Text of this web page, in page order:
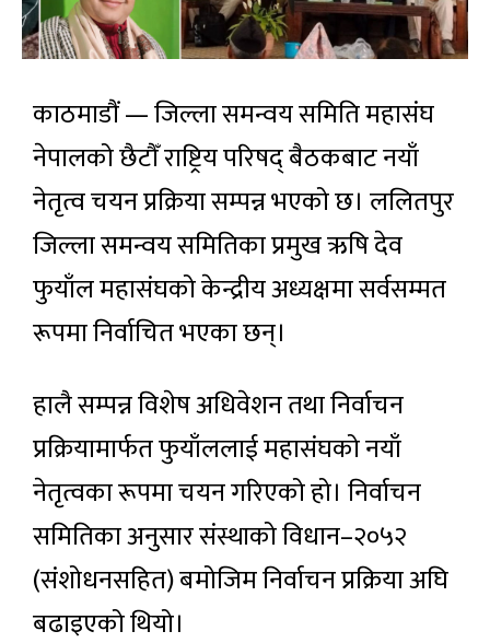
काठमाडौं — जिल्ला समन्वय समिति महासंघ
नेपालको छैटौँ राष्ट्रिय परिषद् बैठकबाट नयाँ
नेतृत्व चयन प्रक्रिया सम्पन्न भएको छ। ललितपुर
जिल्ला समन्वय समितिका प्रमुख ऋषि देव
फुयाँल महासंघको केन्द्रीय अध्यक्षमा सर्वसम्मत
रूपमा निर्वाचित भएका छन्।
हालै सम्पन्न विशेष अधिवेशन तथा निर्वाचन
प्रक्रियामार्फत फुयाँललाई महासंघको नयाँ
नेतृत्वका रूपमा चयन गरिएको हो। निर्वाचन
समितिका अनुसार संस्थाको विधान–२०५२
(संशोधनसहित) बमोजिम निर्वाचन प्रक्रिया अघि
बढाइएको थियो।